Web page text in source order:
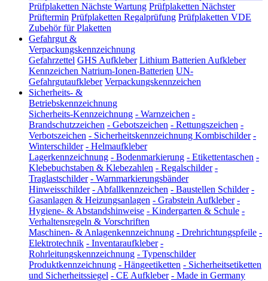
Prüfplaketten Nächste Wartung Prüfplaketten Nächster
Prüftermin Prüfplaketten Regalprüfung Prüfplaketten VDE
Zubehör für Plaketten
Gefahrgut &
Verpackungskennzeichnung
Gefahrzettel GHS Aufkleber Lithium Batterien Aufkleber
Kennzeichen Natrium-Ionen-Batterien UN-
Gefahrgutaufkleber Verpackungskennzeichen
Sicherheits- &
Betriebskennzeichnung
Sicherheits-Kennzeichnung - Warnzeichen -
Brandschutzzeichen - Gebotszeichen - Rettungszeichen -
Verbotszeichen - Sicherheitskennzeichnung Kombischilder -
Winterschilder - Helmaufkleber
Lagerkennzeichnung - Bodenmarkierung - Etikettentaschen -
Klebebuchstaben & Klebezahlen - Regalschilder -
Traglastschilder - Warnmarkierungsbänder
Hinweisschilder - Abfallkennzeichen - Baustellen Schilder -
Gasanlagen & Heizungsanlagen - Grabstein Aufkleber -
Hygiene- & Abstandshinweise - Kindergarten & Schule -
Verhaltensregeln & Vorschriften
Maschinen- & Anlagenkennzeichnung - Drehrichtungspfeile -
Elektrotechnik - Inventaraufkleber -
Rohrleitungskennzeichnung - Typenschilder
Produktkennzeichnung - Hängeetiketten - Sicherheitsetiketten
und Sicherheitssiegel - CE Aufkleber - Made in Germany